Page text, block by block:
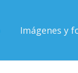
Imágenes y